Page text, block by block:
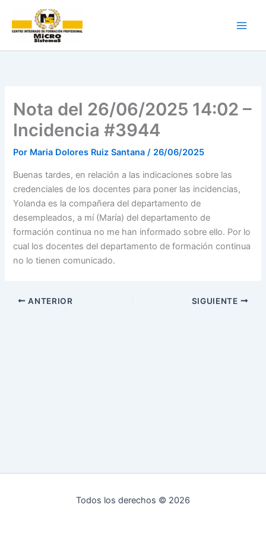
contenido
Nota del 26/06/2025 14:02 –
Incidencia #3944
Por Maria Dolores Ruiz Santana/ 26/06/2025
Buenas tardes, en relación a las indicaciones sobre las
credenciales de los docentes para poner las incidencias,
Yolanda es la compañera del departamento de
desempleados, a mí (María) del departamento de
formación continua no me han informado sobre ello. Por lo
cual los docentes del departamento de formación continua
no lo tienen comunicado.
ANTERIOR SIGUIENTE
Todos los derechos © 2026